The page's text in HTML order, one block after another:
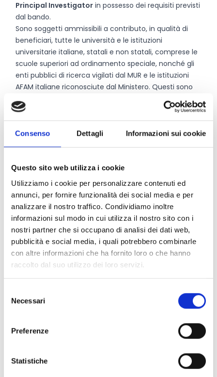
Consenso Dettagli Informazioni sui cookie
Questo sito web utilizza i cookie
Utilizziamo i cookie per personalizzare contenuti ed
annunci, per fornire funzionalità dei social media e per
analizzare il nostro traffico. Condividiamo inoltre
informazioni sul modo in cui utilizza il nostro sito con i
nostri partner che si occupano di analisi dei dati web,
pubblicità e social media, i quali potrebbero combinarle
con altre informazioni che ha fornito loro o che hanno
raccolto dal suo utilizzo dei loro servizi.
delNecessari
Preferenze
Statistiche
Principal Investigator in possesso dei requisiti previsti
dal bando.
Sono soggetti ammissibili a contributo, in qualità di
beneficiari, tutte le università e le istituzioni
universitarie italiane, statali e non statali, comprese le
scuole superiori ad ordinamento speciale, nonché gli
enti pubblici di ricerca vigilati dal MUR e le istituzioni
AFAM italiane riconosciute dal Ministero. Questi sono
gli unici soggetti giuridici di riferimento per il MUR ai fini
del finanziamento, della gestione tecnico-
amministrativa, della rendicontazione e della corretta
gestione del contributo.
Ogni componente dell’unità di ricerca può figurare in
bando. Inoltre, il programma PRIN 2026 Hybrid è aperto
a PI, sostituti PI e responsabili di unità che non abbiano
presentato domanda di partecipazione al Bando PRIN
2026.
Una quota pari al 15% della dotazione finanziaria
disponibile è riservata a progetti presentati da PI di età
inferiore a 40 anni alla data del bando, oppure in
possesso dei requisiti che consentono la deroga ai
limiti di età nei casi previsti, come maternità,
Entità del contributo
La dotazione finanziaria complessiva ammonta a
, al netto della quota destinata alle
Le risorse sono ripartite tra le cinque linee tematiche